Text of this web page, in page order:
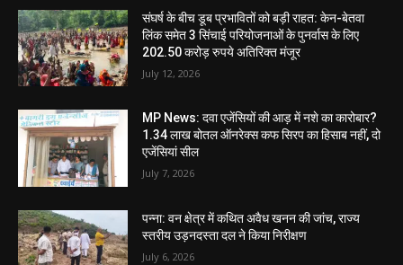
संघर्ष के बीच डूब प्रभावितों को बड़ी राहत: केन-बेतवा
लिंक समेत 3 सिंचाई परियोजनाओं के पुनर्वास के लिए
202.50 करोड़ रुपये अतिरिक्त मंजूर
July 12, 2026
MP News: दवा एजेंसियों की आड़ में नशे का कारोबार?
1.34 लाख बोतल ऑनरेक्स कफ सिरप का हिसाब नहीं, दो
एजेंसियां सील
July 7, 2026
पन्ना: वन क्षेत्र में कथित अवैध खनन की जांच, राज्य
स्तरीय उड़नदस्ता दल ने किया निरीक्षण
July 6, 2026